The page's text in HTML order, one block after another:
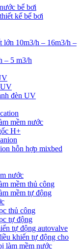
bể bơi
kế bể bơi
lớn 10m3/h – 16m3/h –
– 5 m3/h
UV
đèn UV
mềm nước
H+
hỗn hợp mixbed
nước
mềm thủ công
mềm tự động
thủ công
tự động
tự động autovalve
khiển tự động cho
làm mềm nước